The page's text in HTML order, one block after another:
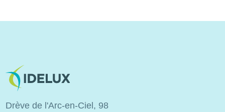
Image
Drève de l'Arc-en-Ciel, 98